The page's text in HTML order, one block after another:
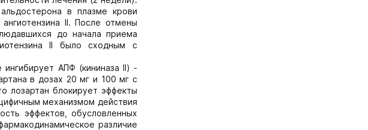
в плазме крови
II. После отмены
до начала приема
II было сходным с
ингибирует АПФ (кининаза II) -
в дозах 20 мг и 100 мг с
лозартан блокирует эффекты
механизмом действия
эффектов, обусловленных
различие